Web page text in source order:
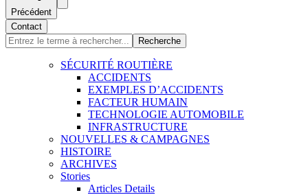
Précédent
Contact
Recherche
SÉCURITÉ ROUTIÈRE
ACCIDENTS
EXEMPLES D’ACCIDENTS
FACTEUR HUMAIN
TECHNOLOGIE AUTOMOBILE
INFRASTRUCTURE
NOUVELLES & CAMPAGNES
HISTOIRE
ARCHIVES
Stories
Articles Details